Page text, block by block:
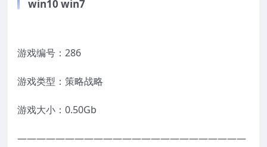
win10 win7
游戏编号：286
游戏类型：策略战略
游戏大小：0.50Gb
————————————————————————